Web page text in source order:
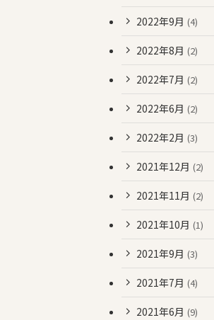
2022年9月 (4)
2022年8月 (2)
2022年7月 (2)
2022年6月 (2)
2022年2月 (3)
2021年12月 (2)
2021年11月 (2)
2021年10月 (1)
2021年9月 (3)
2021年7月 (4)
2021年6月 (9)